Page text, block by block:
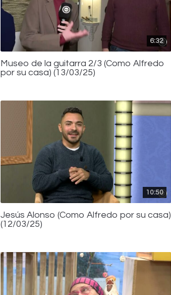
6:32
Museo de la guitarra 2/3 (Como Alfredo
por su casa) (13/03/25)
10:50
Jesús Alonso (Como Alfredo por su casa)
(12/03/25)